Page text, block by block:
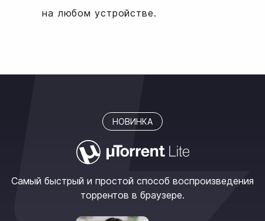
на любом устройстве.
НОВИНКА
Самый быстрый и простой способ воспроизведения
торрентов в браузере.